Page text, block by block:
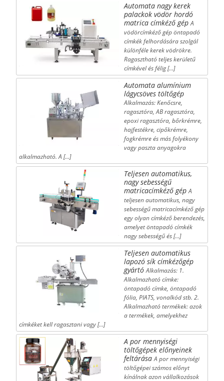
Automata nagy kerek
palackok vödör hordó
matrica címkéző gép A
vödörcímkéző gép öntapadó
címkék felhordására szolgál
különféle kerek vödrökre.
Ragasztható teljes kerületű
címkével és félig […]
Automata alumínium
lágycsöves töltőgép
Alkalmazás: Kenőcsre,
ragasztóra, AB ragasztóra,
epoxi ragasztóra, bőrkrémre,
hajfestékre, cipőkrémre,
fogkrémre és más folyékony
vagy paszta anyagokra
alkalmazható. A […]
Teljesen automatikus,
nagy sebességű
matricacímkéző gép A
teljesen automatikus, nagy
sebességű matricacímkéző gép
egy olyan címkéző berendezés,
amelyet öntapadó címkék
nagy sebességű és […]
Teljesen automatikus
lapozó sík címkézőgép
gyártó Alkalmazás: 1.
Alkalmazható címke:
öntapadó címke, öntapadó
fólia, PIATS, vonalkód stb. 2.
Alkalmazható termékek: azok
a termékek, amelyekhez
címkéket kell ragasztani vagy […]
A por mennyiségi
töltőgépek előnyeinek
feltárása A por mennyiségi
töltőgépei számos előnyt
kínálnak azon vállalkozások